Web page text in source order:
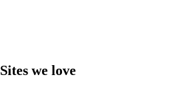
Sites we love